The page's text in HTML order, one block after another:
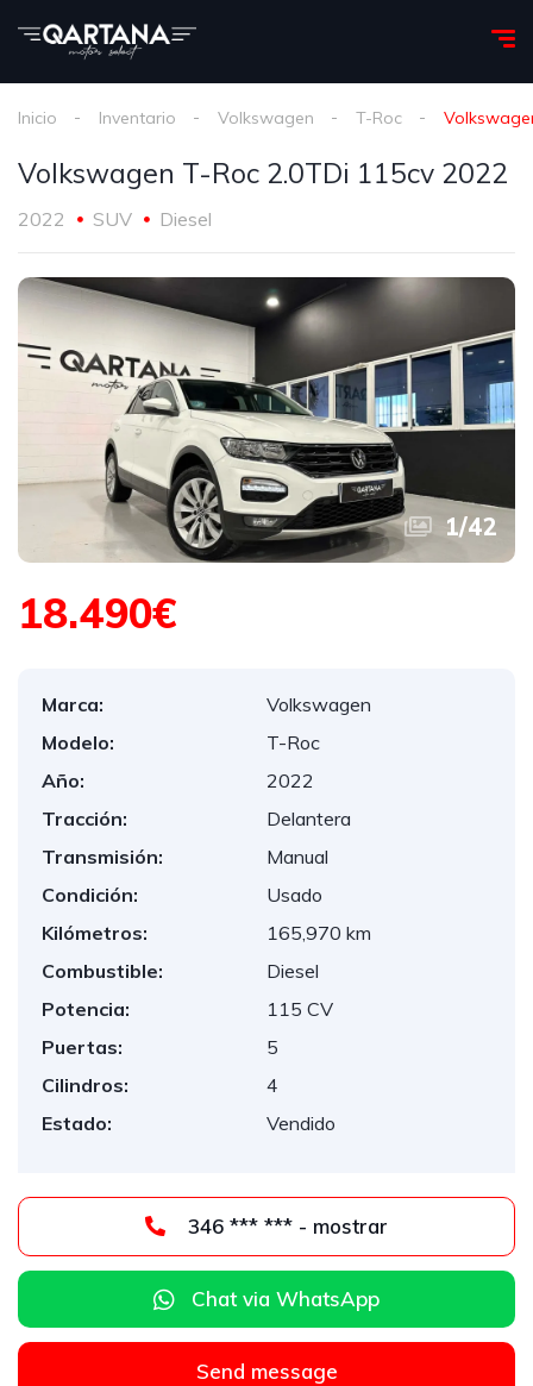
Inicio Inventario Volkswagen T-Roc
Volkswagen T-Roc 2.0TDi 115cv 2022
2022 SUV Diesel
1/42
18.490€
Marca:
Volkswagen
Modelo:
T-Roc
Año:
2022
Tracción:
Delantera
Transmisión:
Manual
Condición:
Usado
Kilómetros:
165,970 km
Combustible:
Diesel
Potencia:
115 CV
Puertas:
5
Cilindros:
4
Estado:
Vendido
346 *** *** - mostrar
Chat via WhatsApp
Send message